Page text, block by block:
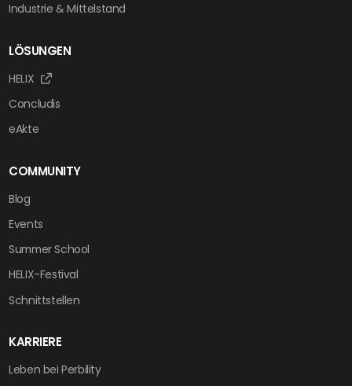
Industrie & Mittelstand
LÖSUNGEN
HELIX
Concludis
eAkte
COMMUNITY
Blog
Events
Summer School
HELIX-Festival
Schnittstellen
KARRIERE
Leben bei Perbility